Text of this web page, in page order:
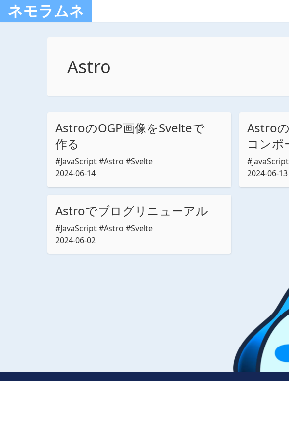
ネモラムネ
Astro
AstroのOGP画像をSvelteで
作る
#JavaScript #Astro #Svelte
2024-06-14
Astroの
コンポ
2024-06-13
Astroでブログリニューアル
#JavaScript #Astro #Svelte
2024-06-02